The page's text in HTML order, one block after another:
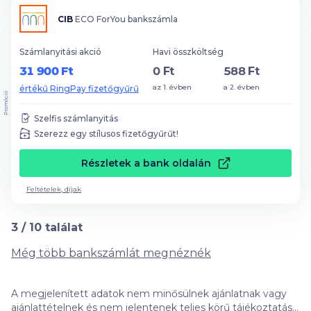
CIB ECO ForYou bankszámla
Számlanyitási akció
31 900 Ft
értékű RingPay fizetőgyűrű
Havi összköltség
0 Ft
az 1. évben
588 Ft
a 2. évben
Szelfis számlanyitás
Szerezz egy stílusos fizetőgyűrűt!
Részletek a bank oldalán
Feltételek, díjak
Promóció
3 / 10 találat
Még több bankszámlát megnéznék
A megjelenített adatok nem minősülnek ajánlatnak vagy
ajánlattételnek és nem jelentenek teljes körű tájékoztatást,